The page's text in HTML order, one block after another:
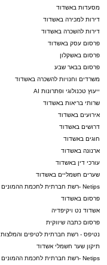
מסעדות באשדוד
דירות למכירה באשדוד
דירות להשכרה באשדוד
פרסום עסק באשדוד
פרסום באשקלון
פרסום בבאר שבע
משרדים וחנויות להשכרה באשדוד
ייעוץ טכנולוגי ופתרונות AI
שרותי בריאות באשדוד
אירועים באשדוד
דרושים באשדוד
חוגים באשדוד
ארנונה באשדוד
עורכי דין באשדוד
שערים חשמליים באשדוד
Netips -רשת חברתית לחכמת ההמונים
פרסום באשדוד
אשדוד נט ויקיפדיה
פרסום כתבה שיווקית
נטיפס - רשת חברתית לטיפים והמלצות
תיקון שער חשמלי אשדוד
Netips -רשת חברתית לחכמת ההמונים